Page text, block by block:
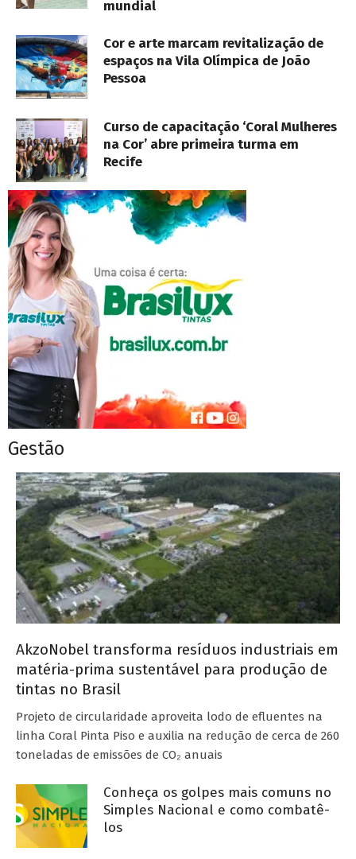
mundial
Cor e arte marcam revitalização de
espaços na Vila Olímpica de João
Pessoa
Curso de capacitação ‘Coral Mulheres
na Cor’ abre primeira turma em
Recife
Gestão
AkzoNobel transforma resíduos industriais em
matéria-prima sustentável para produção de
tintas no Brasil
Projeto de circularidade aproveita lodo de efluentes na
linha Coral Pinta Piso e auxilia na redução de cerca de 260
toneladas de emissões de CO₂ anuais
Conheça os golpes mais comuns no
Simples Nacional e como combatê-
los